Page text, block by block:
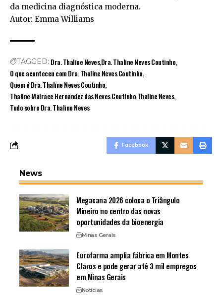
da medicina diagnóstica moderna.
Autor: Emma Williams
TAGGED: Dra. Thaline NevesDra. Thaline Neves Coutinho
O que aconteceu com Dra. Thaline Neves Coutinho
Quem é Dra. Thaline Neves Coutinho
Thaline Mairace Hernandez das Neves CoutinhoThaline Neves
Tudo sobre Dra. Thaline Neves
Facebook
News
Megacana 2026 coloca o Triângulo
Mineiro no centro das novas
oportunidades da bioenergia
Minas Gerais
Eurofarma amplia fábrica em Montes
Claros e pode gerar até 3 mil empregos
em Minas Gerais
Notícias